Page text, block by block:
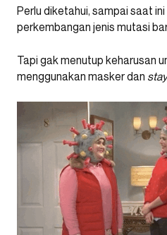
Perlu diketahui, sampai saat
perkembangan jenis mutasi
Tapi gak menutup keharusan
menggunakan masker dan